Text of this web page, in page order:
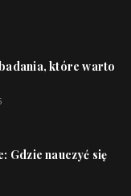
które warto
Gdzie nauczyć się